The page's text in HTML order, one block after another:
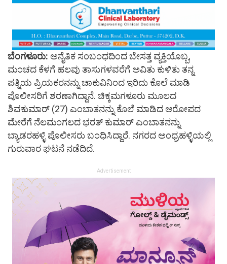
ಬೆಂಗಳೂರು: ಅನೈತಿಕ ಸಂಬಂಧದಿಂದ ಬೇಸತ್ತ ವ್ಯಕ್ತಿಯೊಬ್ಬ,
ಮಂಚದ ಕೆಳಗೆ ಹಲವು ತಾಸುಗಳವರೆಗೆ ಅವಿತು ಕುಳಿತು ತನ್ನ
ಪತ್ನಿಯ ಪ್ರಿಯಕರನನ್ನು ಚಾಕುವಿನಿಂದ ಇರಿದು ಕೊಲೆ ಮಾಡಿ
ಪೊಲೀಸರಿಗೆ ಶರಣಾಗಿದ್ದಾನೆ. ಚಿಕ್ಕಮಗಳೂರು ಮೂಲದ
ಶಿವಕುಮಾರ್‌ (27) ಎಂಬಾತನನ್ನು ಕೊಲೆ ಮಾಡಿದ ಆರೋಪದ
ಮೇರೆಗೆ ನೆಲಮಂಗಲದ ಭರತ್‌ ಕುಮಾರ್‌ ಎಂಬಾತನನ್ನು
ಬ್ಯಾಡರಹಳ್ಳಿ ಪೊಲೀಸರು ಬಂಧಿಸಿದ್ದಾರೆ. ನಗರದ ಅಂಧ್ರಹಳ್ಳಿಯಲ್ಲಿ
ಗುರುವಾರ ಘಟನೆ ನಡೆದಿದೆ.
Advertisement